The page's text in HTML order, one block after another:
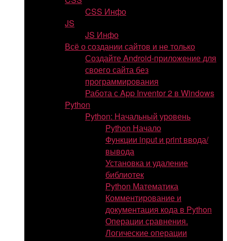
CSS Инфо
JS
JS Инфо
Всё о создании сайтов и не только
Создайте Android-приложение для
своего сайта без
программирования
Работа с App Inventor 2 в Windows
Python
Python: Начальный уровень
Python Начало
Функции input и print ввода/
вывода
Установка и удаление
библиотек
Python Математика
Комментирование и
документация кода в Python
Операции сравнения.
Логические операции